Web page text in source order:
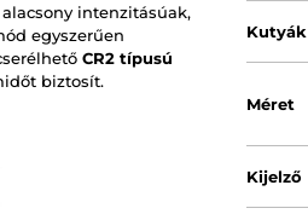
intenzitásúak,
egyszerűen
CR2 típusú
biztosít.
Méret
Kijelző